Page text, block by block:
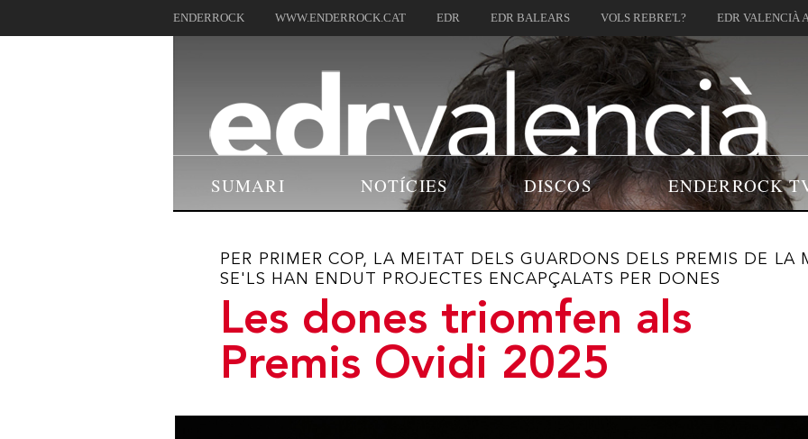
ENDERROCK WWW.ENDERROCK.CAT EDR EDR BALEARS VOLS REBRE'L? EDR VALENCIÀ
SUMARI NOTÍCIES DISCOS ENDERROCK
PER PRIMER COP, LA MEITAT DELS GUARDONS DELS PREMIS DE LA
SE'LS HAN ENDUT PROJECTES ENCAPÇALATS PER DONES
Les dones triomfen als
Premis Ovidi 2025